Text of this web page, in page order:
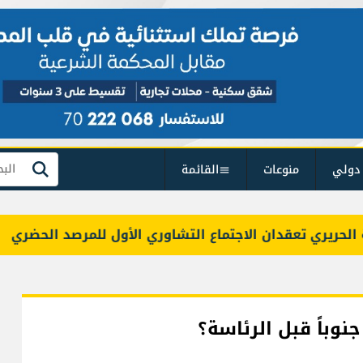
منوعات القائمة بحث
تعقدان الاجتماع التشاوري الأول للمرصد الحضري
قبل الرئاسة؟